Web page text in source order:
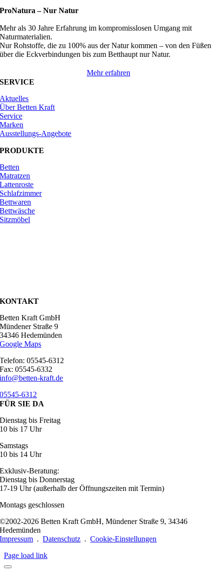
ProNatura –Nur Natur
Mehr als 30 Jahre Erfahrung im kompromisslosen Umgang mit
Naturmaterialien.
Nur Rohstoffe, die zu 100% aus der Natur kommen – von den Füßen
über die Eckverbindungen bis zum Betthaupt nur Natur.
Mehr erfahren
SERVICE
Aktuelles
Über Betten Kraft
Service
Marken
Ausstellungs-Angebote
PRODUKTE
Betten
Matratzen
Lattenroste
Schlafzimmer
Bettwaren
Bettwäsche
Sitzmöbel
KONTAKT
Betten Kraft GmbH
Mündener Straße 9
34346 Hedemünden
Google Maps
Telefon: 05545-6312
Fax: 05545-6332
info@betten-kraft.de
05545-6312
FÜR SIE DA
Dienstag bis Freitag
10 bis 17 Uhr
Samstags
10 bis 14 Uhr
Exklusiv-Beratung:
Dienstag bis Donnerstag
17-19 Uhr (außerhalb der Öffnungszeiten mit Termin)
Montags geschlossen
©2002-2026 Betten Kraft GmbH, Mündener Straße 9, 34346
Hedemünden
Impressum .Datenschutz .Cookie-Einstellungen
Page load link